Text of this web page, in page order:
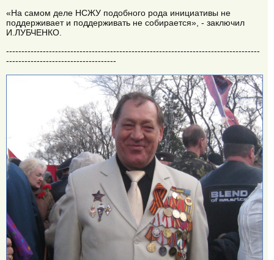
«На самом деле НСЖУ подобного рода инициативы не
поддерживает и поддерживать не собирается», - заключил
И.ЛУБЧЕНКО.
-----------------------------------------------------------------------------------
------------------------------------